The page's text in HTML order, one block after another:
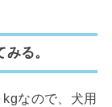
る。
なので、犬用